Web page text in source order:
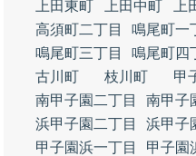
上田東町
上田中町 上
高須町二丁目
鳴尾町一
鳴尾町三丁目
鳴尾町四
古川町
枝川町 甲
南甲子園二丁目
南甲子
浜甲子園二丁目
浜甲子
甲子園浜一丁目
甲子園